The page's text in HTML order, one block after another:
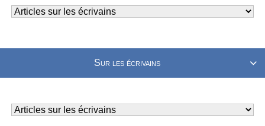

Sur les écrivains